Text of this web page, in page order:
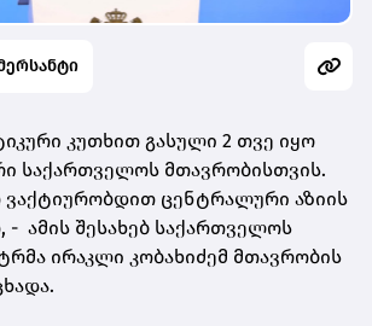
კუთხით გასული 2 თვე იყო
საქართველოს მთავრობისთვის.
ვაქტიურობდით ცენტრალური აზიის
ამის შესახებ საქართველოს
ირაკლი კობახიძემ მთავრობის